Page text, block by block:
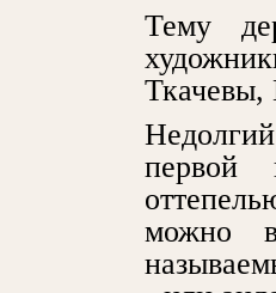
Тему
Ткачевы,
первой
можно